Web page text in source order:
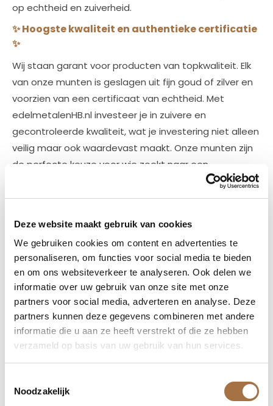
Deze website maakt gebruik van cookies
We gebruiken cookies om content en advertenties te
personaliseren, om functies voor social media te bieden
en om ons websiteverkeer te analyseren. Ook delen we
informatie over uw gebruik van onze site met onze
partners voor social media, adverteren en analyse. Deze
partners kunnen deze gegevens combineren met andere
informatie die u aan ze heeft verstrekt of die ze hebben
verzameld op basis van uw gebruik van hun services.
Noodzakelijk
op echtheid en zuiverheid.
✨Hoogste kwaliteit en authentieke certificatie
✨
Wij staan garant voor producten van topkwaliteit. Elk
van onze munten is geslagen uit fijn goud of zilver en
voorzien van een certificaat van echtheid. Met
edelmetalenHB.nl investeer je in zuivere en
gecontroleerde kwaliteit, wat je investering niet alleen
veilig maar ook waardevast maakt. Onze munten zijn
de perfecte keuze voor wie zoekt naar een
🚚Uitstekende klantenservice en snelle levering
Bij www.edelmetalenHB.nl staat jouw tevredenheid
centraal. Wij bieden een naadloze aankoopervaring
met veilige en snelle levering direct aan je deur. Ons
klantenserviceteamstaat altijd klaar om je vragen te
beantwoorden en je te begeleiden bij je aankopen.
Kies voor gemak, betrouwbaarheid en uitmuntende
service bij elke bestelling.
Bijwww.edelmetalenHB.nlzijn we gepassioneerd door
esthetiek combineren met financiële zekerheid. Onze